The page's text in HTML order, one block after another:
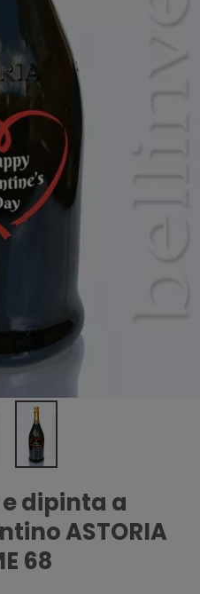
dipinta a
ASTORIA
68